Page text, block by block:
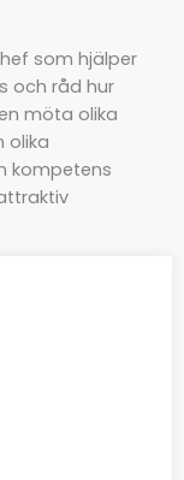
som hjälper
och råd hur
möta olika
olika
kompetens